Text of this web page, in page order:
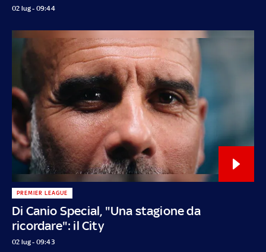
02 lug - 09:44
Di Canio Special, "Una stagione da
ricordare": il City
PREMIER LEAGUE
02 lug - 09:43